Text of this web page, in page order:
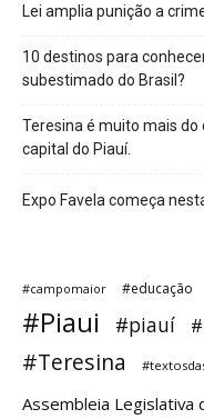
Lei amplia punição a
10 destinos para
subestimado do Brasil?
Teresina é muito mais
capital do Piauí.
Expo Favela começa
#campomaior #educação
#Piaui #piauí
#Teresina
Assembleia Legislativa